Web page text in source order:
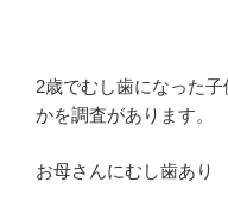
2歳でむし歯になった
かを調査があります。
お母さんにむし歯あり